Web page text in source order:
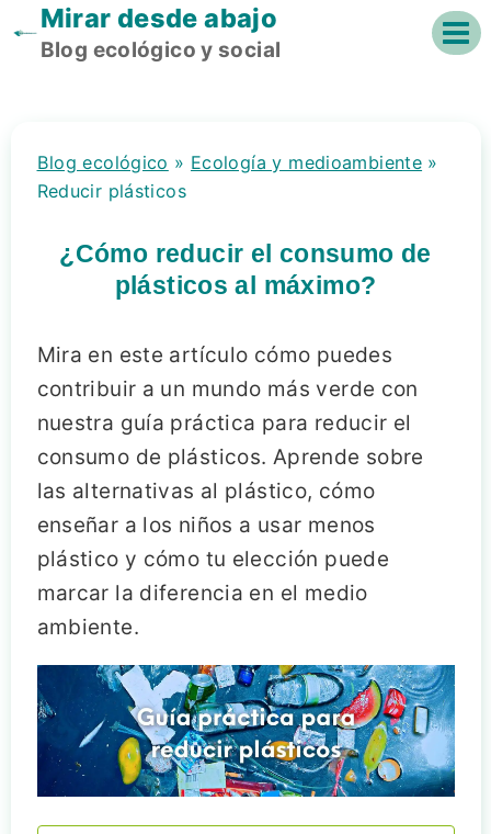
SaltarMirar desde abajo
Blog ecológico y social
Blog ecológico » Ecología y medioambiente »
Reducir plásticos
¿Cómo reducir el consumo de
plásticos al máximo?
Mira en este artículo cómo puedes
contribuir a un mundo más verde con
nuestra guía práctica para reducir el
consumo de plásticos. Aprende sobre
las alternativas al plástico, cómo
enseñar a los niños a usar menos
plástico y cómo tu elección puede
marcar la diferencia en el medio
ambiente.